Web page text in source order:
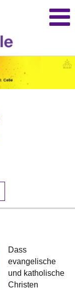
Dass
evangelische
und katholische
Christen